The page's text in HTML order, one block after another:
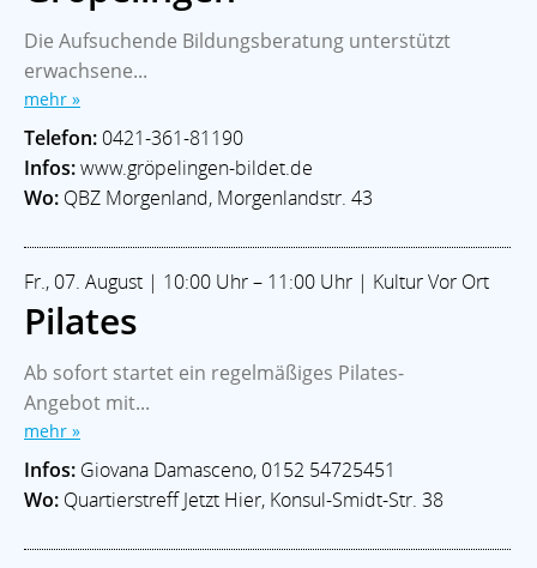
Die Aufsuchende Bildungsberatung unterstützt
erwachsene...
mehr »
Telefon: 0421-361-81190
Infos:www.gröpelingen-bildet.de
Wo: QBZ Morgenland, Morgenlandstr. 43
Fr., 07. August | 10:00 Uhr – 11:00 Uhr | Kultur Vor Ort
Pilates
Ab sofort startet ein regelmäßiges Pilates-
Angebot mit...
mehr »
Infos: Giovana Damasceno, 0152 54725451
Wo: Quartierstreff Jetzt Hier, Konsul-Smidt-Str. 38